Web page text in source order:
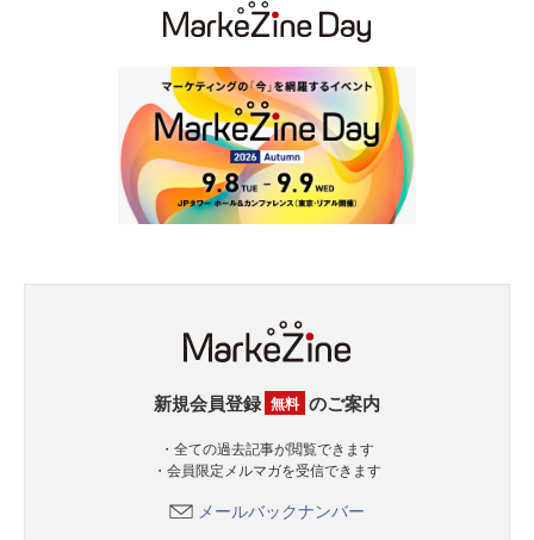
新規会員登録 無料 のご案内
・全ての過去記事が閲覧できます
・会員限定メルマガを受信できます
メールバックナンバー